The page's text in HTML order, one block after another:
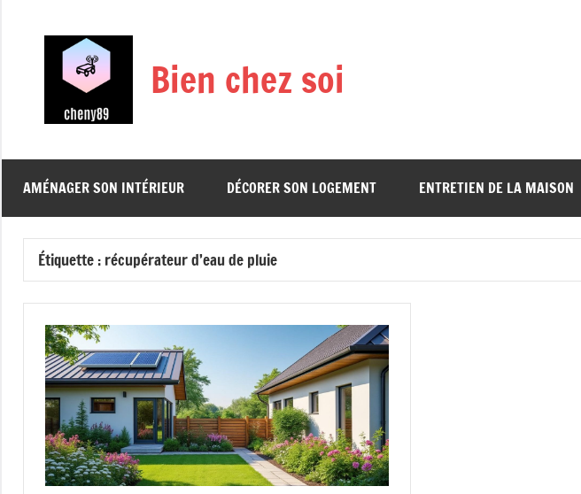
Bien chez soi
AMÉNAGER SON INTÉRIEUR DÉCORER SON LOGEMENT ENTRETIEN DE LA MAISON
Étiquette : récupérateur d’eau de pluie